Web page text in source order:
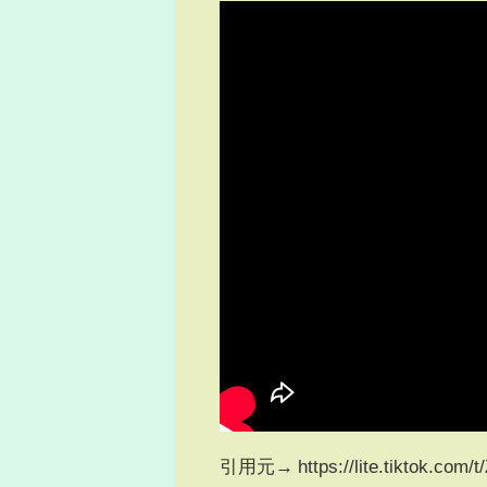
引用元→ https://lite.tiktok.com/t/